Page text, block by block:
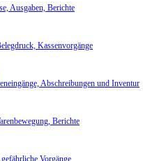
Ausgaben, Berichte
Kassenvorgänge
Abschreibungen und Inventur
Berichte
Vorgänge